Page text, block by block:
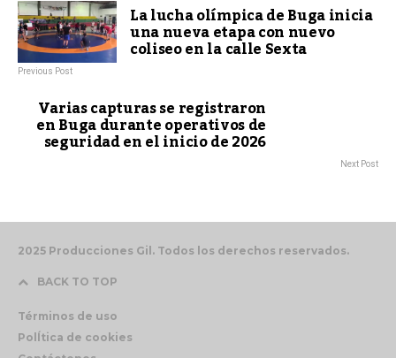
La lucha olímpica de Buga inicia
una nueva etapa con nuevo
coliseo en la calle Sexta
Previous Post
Varias capturas se registraron
en Buga durante operativos de
seguridad en el inicio de 2026
Next Post
2025 Producciones Gil. Todos los derechos reservados.
BACK TO TOP
Términos de uso
PolÍtica de cookies